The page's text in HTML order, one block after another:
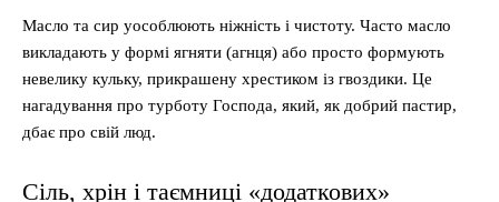
Масло та сир уособлюють ніжність і чистоту. Часто масло
викладають у формі ягняти (агнця) або просто формують
невелику кульку, прикрашену хрестиком із гвоздики. Це
нагадування про турботу Господа, який, як добрий пастир,
дбає про свій люд.
Сіль, хрін і таємниці «додаткових»